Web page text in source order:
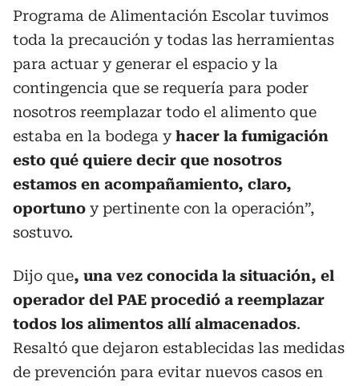
Programa de Alimentación Escolar tuvimos
toda la precaución y todas las herramientas
para actuar y generar el espacio y la
contingencia que se requería para poder
nosotros reemplazar todo el alimento que
estaba en la bodega yhacer la fumigación
esto qué quiere decir que nosotros
estamos en acompañamiento, claro,
oportuno y pertinente con la operación”,
sostuvo.
Dijo que, una vez conocida la situación, el
operador del PAE procedió a reemplazar
todos los alimentos allí almacenados.
Resaltó que dejaron establecidas las medidas
de prevención para evitar nuevos casos en